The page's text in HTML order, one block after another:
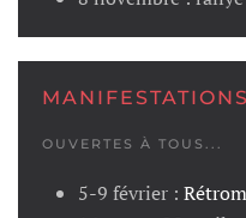
MANIFESTATIONS
OUVERTES À TOUS...
5-9 février :